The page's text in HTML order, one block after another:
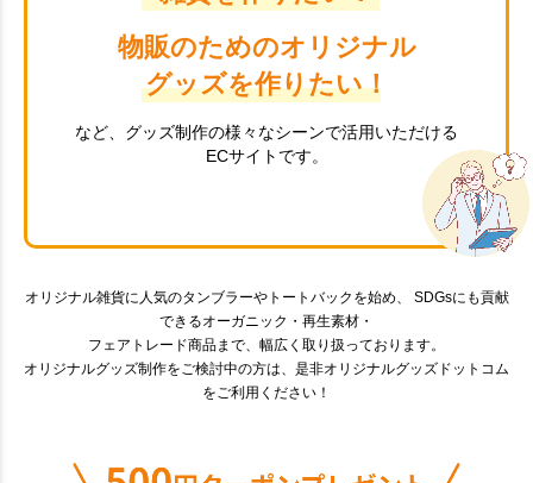
物販のためのオリジナル
グッズを作りたい！
など、グッズ制作の様々なシーンで活用いただける
ECサイトです。
オリジナル雑貨に人気のタンブラーやトートバックを始め、 SDGsにも貢献
できるオーガニック・再生素材・
フェアトレード商品まで、幅広く取り扱っております。
オリジナルグッズ制作をご検討中の方は、是非オリジナルグッズドットコム
をご利用ください！